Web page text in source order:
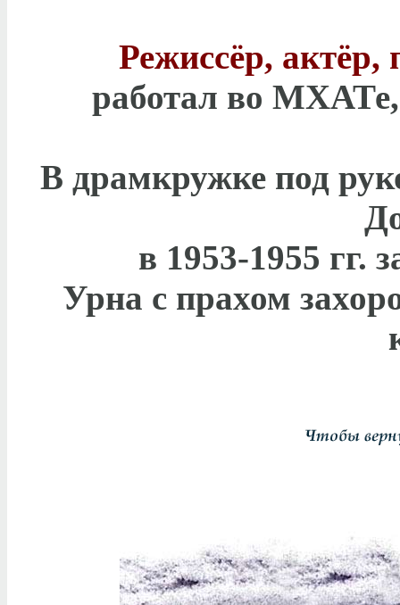
Режиссёр, актёр,
работал во
В драмкружке под
в 1953-1955 гг.
Урна с прахом